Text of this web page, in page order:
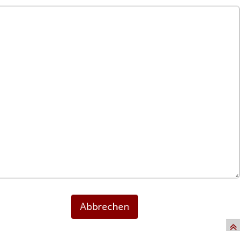
Abbrechen